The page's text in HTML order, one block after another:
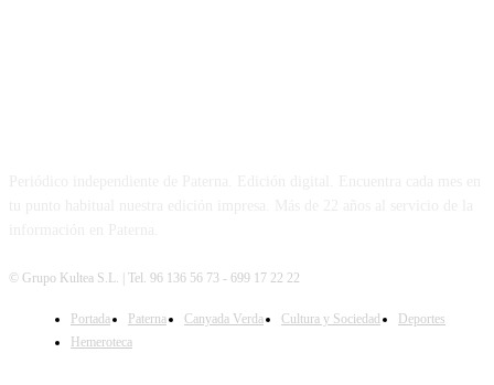
SÍGUENOS
© Grupo Kultea S.L. | Tel. 96 136 56 73 - 699 17 22 22
Portada Paterna Canyada Verda Cultura y Sociedad
Deportes
Hemeroteca